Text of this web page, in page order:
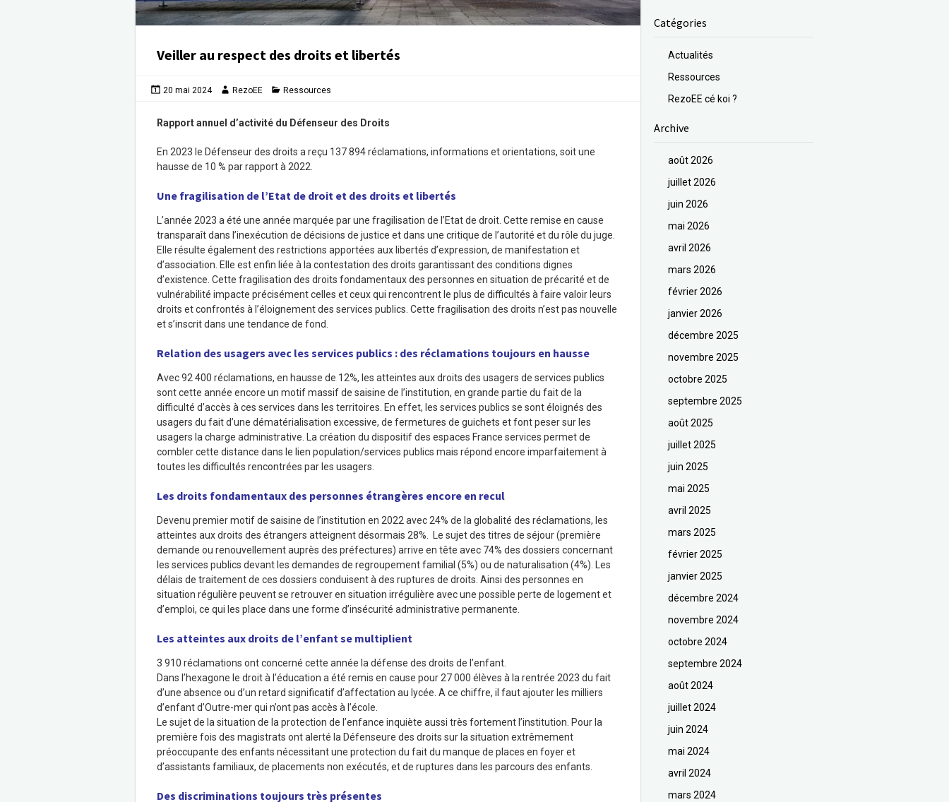
Veiller au respect des droits et libertés
20 mai 2024 RezoEE Ressources
Rapport annuel d’activité du Défenseur des Droits
En 2023 le Défenseur des droits a reçu 137 894 réclamations, informations et orientations, soit une
hausse de 10 % par rapport à 2022.
Une fragilisation de l’Etat de droit et des droits et libertés
L’année 2023 a été une année marquée par une fragilisation de l’Etat de droit. Cette remise en cause
transparaît dans l’inexécution de décisions de justice et dans une critique de l’autorité et du rôle du juge.
Elle résulte également des restrictions apportées aux libertés d’expression, de manifestation et
d’association. Elle est enfin liée à la contestation des droits garantissant des conditions dignes
d’existence. Cette fragilisation des droits fondamentaux des personnes en situation de précarité et de
vulnérabilité impacte précisément celles et ceux qui rencontrent le plus de difficultés à faire valoir leurs
droits et confrontés à l’éloignement des services publics. Cette fragilisation des droits n’est pas nouvelle
et s’inscrit dans une tendance de fond.
Relation des usagers avec les services publics : des réclamations toujours en hausse
Avec 92 400 réclamations, en hausse de 12%, les atteintes aux droits des usagers de services publics
sont cette année encore un motif massif de saisine de l’institution, en grande partie du fait de la
difficulté d’accès à ces services dans les territoires. En effet, les services publics se sont éloignés des
usagers du fait d’une dématérialisation excessive, de fermetures de guichets et font peser sur les
usagers la charge administrative. La création du dispositif des espaces France services permet de
combler cette distance dans le lien population/services publics mais répond encore imparfaitement à
toutes les difficultés rencontrées par les usagers.
Les droits fondamentaux des personnes étrangères encore en recul
Devenu premier motif de saisine de l’institution en 2022 avec 24% de la globalité des réclamations, les
atteintes aux droits des étrangers atteignent désormais 28%. Le sujet des titres de séjour (première
demande ou renouvellement auprès des préfectures) arrive en tête avec 74% des dossiers concernant
les services publics devant les demandes de regroupement familial (5%) ou de naturalisation (4%). Les
délais de traitement de ces dossiers conduisent à des ruptures de droits. Ainsi des personnes en
situation régulière peuvent se retrouver en situation irrégulière avec une possible perte de logement et
d’emploi, ce qui les place dans une forme d’insécurité administrative permanente.
Les atteintes aux droits de l’enfant se multiplient
3 910 réclamations ont concerné cette année la défense des droits de l’enfant.
Dans l’hexagone le droit à l’éducation a été remis en cause pour 27 000 élèves à la rentrée 2023 du fait
d’une absence ou d’un retard significatif d’affectation au lycée. A ce chiffre, il faut ajouter les milliers
d’enfant d’Outre-mer qui n’ont pas accès à l’école.
Le sujet de la situation de la protection de l’enfance inquiète aussi très fortement l’institution. Pour la
première fois des magistrats ont alerté la Défenseure des droits sur la situation extrêmement
préoccupante des enfants nécessitant une protection du fait du manque de places en foyer et
d’assistants familiaux, de placements non exécutés, et de ruptures dans les parcours des enfants.
Des discriminations toujours très présentes
Catégories
Actualités
Ressources
RezoEE cé koi ?
Archive
août 2026
juillet 2026
juin 2026
mai 2026
avril 2026
mars 2026
février 2026
janvier 2026
décembre 2025
novembre 2025
octobre 2025
septembre 2025
août 2025
juillet 2025
juin 2025
mai 2025
avril 2025
mars 2025
février 2025
janvier 2025
décembre 2024
novembre 2024
octobre 2024
septembre 2024
août 2024
juillet 2024
juin 2024
mai 2024
avril 2024
mars 2024